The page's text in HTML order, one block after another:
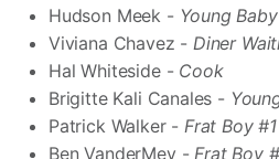
Hudson Meek - Young Baby
Viviana Chavez -Diner
Hal Whiteside - Cook
Brigitte Kali Canales -
Patrick Walker -Frat Boy #1
Ben VanderMey -Frat Boy